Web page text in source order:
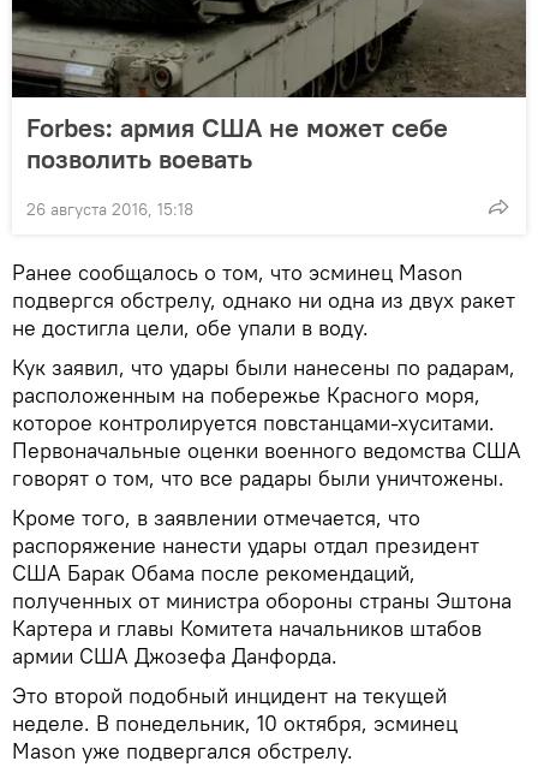
Forbes: армия США не может себе
позволить воевать
26 августа 2016, 15:18
Ранее сообщалось о том, что эсминец Mason
подвергся обстрелу, однако ни одна из двух ракет
не достигла цели, обе упали в воду.
Кук заявил, что удары были нанесены по радарам,
расположенным на побережье Красного моря,
которое контролируется повстанцами-хуситами.
Первоначальные оценки военного ведомства США
говорят о том, что все радары были уничтожены.
Кроме того, в заявлении отмечается, что
распоряжение нанести удары отдал президент
США Барак Обама после рекомендаций,
полученных от министра обороны страны Эштона
Картера и главы Комитета начальников штабов
армии США Джозефа Данфорда.
Это второй подобный инцидент на текущей
неделе. В понедельник, 10 октября, эсминец
Mason уже подвергался обстрелу.